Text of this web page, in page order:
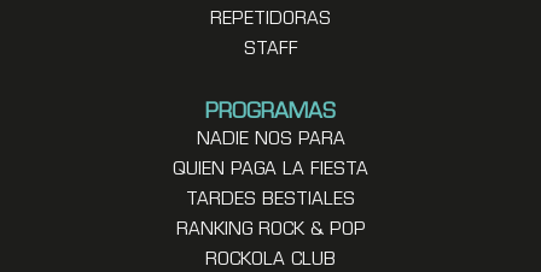
REPETIDORAS
STAFF
PROGRAMAS
NADIE NOS PARA
QUIEN PAGA LA FIESTA
TARDES BESTIALES
RANKING ROCK & POP
ROCKOLA CLUB